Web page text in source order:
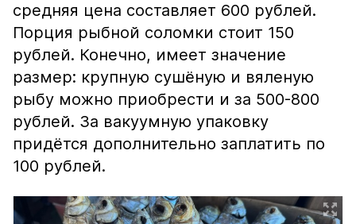
средняя цена составляет 600 рублей.
Порция рыбной соломки стоит 150
рублей. Конечно, имеет значение
размер: крупную сушёную и вяленую
рыбу можно приобрести и за 500-800
рублей. За вакуумную упаковку
придётся дополнительно заплатить по
100 рублей.